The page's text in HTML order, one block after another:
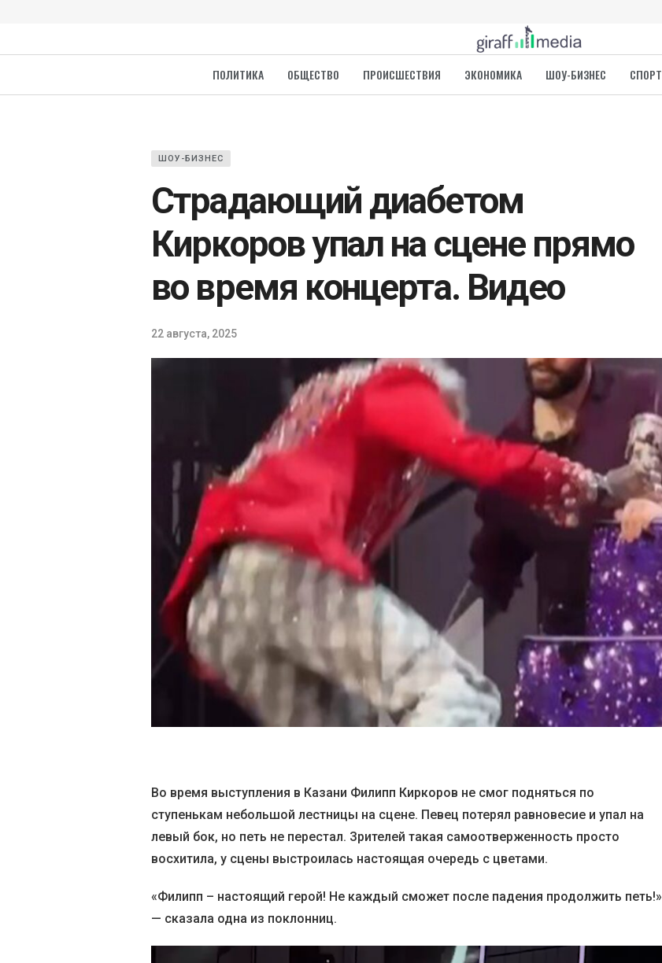
ПОЛИТИКА ОБЩЕСТВО ПРОИСШЕСТВИЯ ЭКОНОМИКА ШОУ-БИЗНЕС СПОРТ
ШОУ-БИЗНЕС
Страдающий диабетом
Киркоров упал на сцене прямо
во время концерта. Видео
22 августа, 2025
Во время выступления в Казани Филипп Киркоров не смог подняться по
ступенькам небольшой лестницы на сцене. Певец потерял равновесие и упал на
левый бок, но петь не перестал. Зрителей такая самоотверженность просто
восхитила, у сцены выстроилась настоящая очередь с цветами.
«Филипп – настоящий герой! Не каждый сможет после падения продолжить петь!»
— сказала одна из поклонниц.